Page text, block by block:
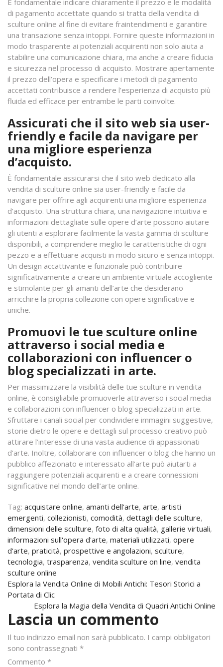
È fondamentale indicare chiaramente il prezzo e le modalità
di pagamento accettate quando si tratta della vendita di
sculture online al fine di evitare fraintendimenti e garantire
una transazione senza intoppi. Fornire queste informazioni in
modo trasparente ai potenziali acquirenti non solo aiuta a
stabilire una comunicazione chiara, ma anche a creare fiducia
e sicurezza nel processo di acquisto. Mostrare apertamente
il prezzo dell’opera e specificare i metodi di pagamento
accettati contribuisce a rendere l’esperienza di acquisto più
fluida ed efficace per entrambe le parti coinvolte.
Assicurati che il sito web sia user-
friendly e facile da navigare per
una migliore esperienza
d’acquisto.
È fondamentale assicurarsi che il sito web dedicato alla
vendita di sculture online sia user-friendly e facile da
navigare per offrire agli acquirenti una migliore esperienza
d’acquisto. Una struttura chiara, una navigazione intuitiva e
informazioni dettagliate sulle opere d’arte possono aiutare
gli utenti a esplorare facilmente la vasta gamma di sculture
disponibili, a comprendere meglio le caratteristiche di ogni
pezzo e a effettuare acquisti in modo sicuro e senza intoppi.
Un design accattivante e funzionale può contribuire
significativamente a creare un ambiente virtuale accogliente
e stimolante per gli amanti dell’arte che desiderano
arricchire la propria collezione con opere significative e
uniche.
Promuovi le tue sculture online
attraverso i social media e
collaborazioni con influencer o
blog specializzati in arte.
Per massimizzare la visibilità delle tue sculture in vendita
online, è consigliabile promuoverle attraverso i social media
e collaborazioni con influencer o blog specializzati in arte.
Sfruttare i canali social per condividere immagini suggestive,
storie dietro le opere e dettagli sul processo creativo può
attirare l’interesse di una vasta audience di appassionati
d’arte. Inoltre, collaborare con influencer o blog che hanno un
pubblico affezionato e interessato all’arte può aiutarti a
raggiungere potenziali acquirenti e a creare connessioni
significative nel mondo dell’arte online.
Tag: acquistare online, amanti dell'arte, arte, artisti
emergenti, collezionisti, comodità, dettagli delle sculture,
dimensioni delle sculture, foto di alta qualità, gallerie virtuali,
informazioni sull'opera d'arte, materiali utilizzati, opere
d'arte, praticità, prospettive e angolazioni, sculture,
tecnologia, trasparenza, vendita sculture on line, vendita
sculture online
Navigazione
articoli
Esplora la Vendita Online di Mobili Antichi: Tesori Storici a
Portata di Clic
Esplora la Magia della Vendita di Quadri Antichi Online
Lascia un commento
Il tuo indirizzo email non sarà pubblicato. I campi obbligatori
sono contrassegnati *
Commento *